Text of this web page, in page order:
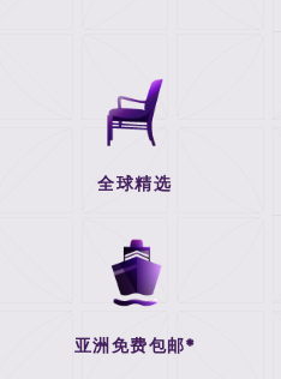
全球精选
亚洲免费包邮*